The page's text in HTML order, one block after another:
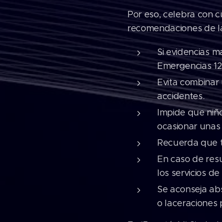
Por eso, celebra con
recomendaciones de
Si evidencias
Emergencias
Evita
accidentes.
Impide que
ocasionar
Recuerda que
En caso de
los servicios
Se aconseja
o laceraciones